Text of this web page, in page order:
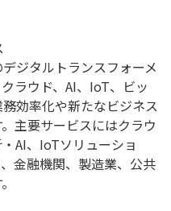
ジタルトランスフォーメ
ラウド、AI、IoT、ビッ
効率化や新たなビジネス
主要サービスにはクラウ
AI、IoTソリューショ
金融機関、製造業、公共